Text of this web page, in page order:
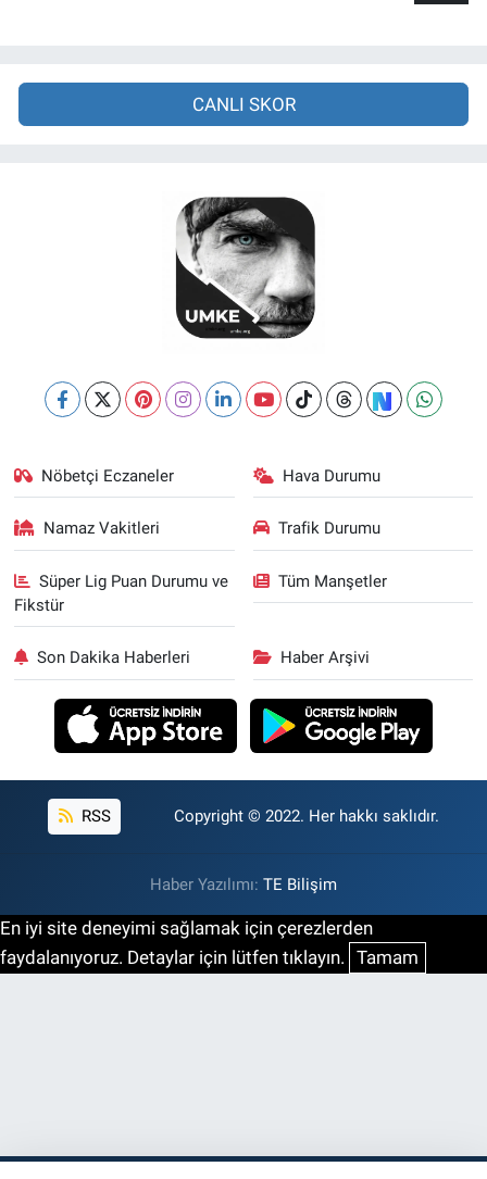
CANLI SKOR
Nöbetçi Eczaneler Hava Durumu
Namaz Vakitleri Trafik Durumu
Süper Lig Puan Durumu ve
Fikstür
Tüm Manşetler
Son Dakika Haberleri Haber Arşivi
RSS Copyright © 2022. Her hakkı saklıdır.
Haber Yazılımı: TE Bilişim
En iyi site deneyimi sağlamak için çerezlerden
faydalanıyoruz. Detaylar için lütfen tıklayın. Tamam